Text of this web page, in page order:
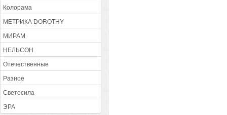
Колорама
МЕТРИКА DOROTHY
МИРАМ
НЕЛЬСОН
Отечественные
Разное
Светосила
ЭРА